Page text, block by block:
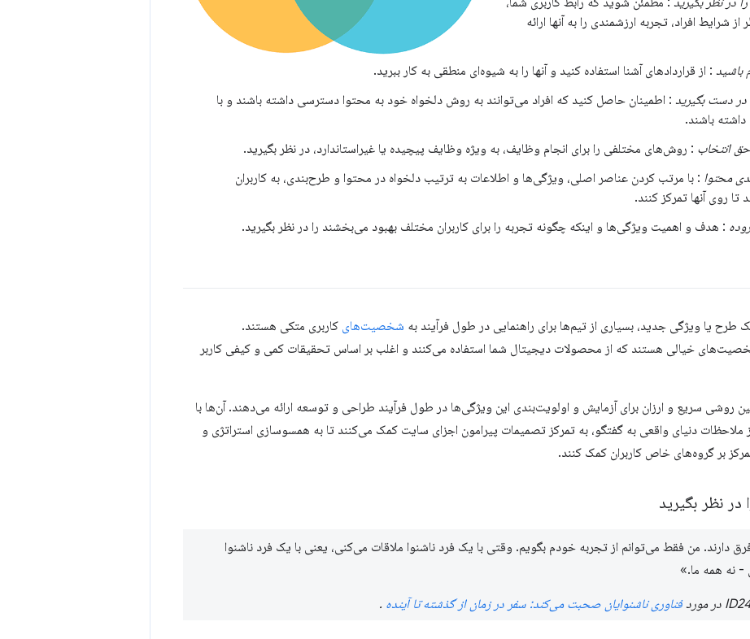
شرایط افراد، تجربه ارزشمندی را به آنها ارائه
باشید : از قراردادهای آشنا استفاده کنید و آنها را به شیوه‌ای منطقی به کار ببرید.
در دست بگیرید : اطمینان حاصل کنید که افراد می‌توانند به روش دلخواه خود به محتوا دسترسی داشته باشند و با
داشته باشند.
حق انتخاب : روش‌های مختلفی را برای انجام وظایف، به ویژه وظایف پیچیده یا غیراستاندارد، در نظر بگیرید.
محتوا : با مرتب کردن عناصر اصلی، ویژگی‌ها و اطلاعات به ترتیب دلخواه در محتوا و طرح‌بندی، به کاربران
تا روی آنها تمرکز کنند.
: هدف و اهمیت ویژگی‌ها و اینکه چگونه تجربه را برای کاربران مختلف بهبود می‌بخشند را در نظر بگیرید.
طرح یا ویژگی جدید، بسیاری از تیم‌ها برای راهنمایی در طول فرآیند به شخصیت‌های کاربری متکی هستند.
خیالی هستند که از محصولات دیجیتال شما استفاده می‌کنند و اغلب بر اساس تحقیقات کمی و کیفی کاربر
روشی سریع و ارزان برای آزمایش و اولویت‌بندی این ویژگی‌ها در طول فرآیند طراحی و توسعه ارائه می‌دهند. آن‌ها با
ملاحظات دنیای واقعی به گفتگو، به تمرکز تصمیمات پیرامون اجزای سایت کمک می‌کنند تا به همسوسازی استراتژی و
بر گروه‌های خاص کاربران کمک کنند.
در نظر بگیرید
دارند. من فقط می‌توانم از تجربه خودم بگویم. وقتی با یک فرد ناشنوا ملاقات می‌کنی، یعنی با یک فرد ناشنوا
- نه همه ما.»
فناوری ناشنوایان صحبت می‌کند: سفر در زمان از گذشته تا آینده .